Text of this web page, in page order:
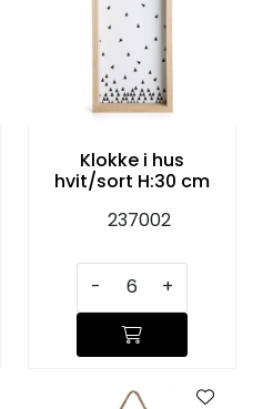
Klokke i hus
hvit/sort H:30 cm
237002
- +